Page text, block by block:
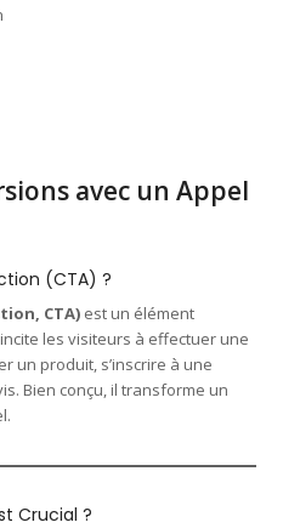
avec un Appel
(CTA) ?
CTA) est un élément
les visiteurs à effectuer une
un produit, s’inscrire à une
Bien conçu, il transforme un
Crucial ?